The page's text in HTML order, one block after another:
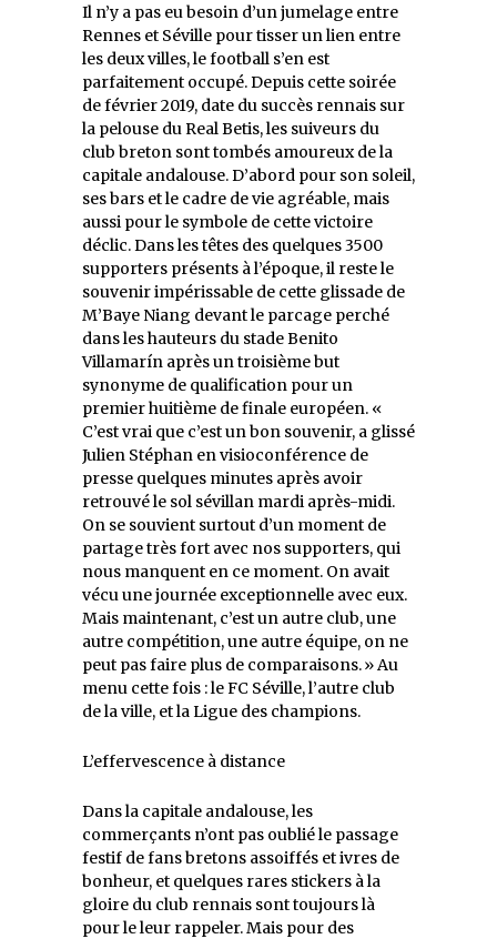
Il n’y a pas eu besoin d’un jumelage entre
Rennes et Séville pour tisser un lien entre
les deux villes, le football s’en est
parfaitement occupé. Depuis cette soirée
de février 2019, date du succès rennais sur
la pelouse du Real Betis, les suiveurs du
club breton sont tombés amoureux de la
capitale andalouse. D’abord pour son soleil,
ses bars et le cadre de vie agréable, mais
aussi pour le symbole de cette victoire
déclic. Dans les têtes des quelques 3500
supporters présents à l’époque, il reste le
souvenir impérissable de cette glissade de
M’Baye Niang devant le parcage perché
dans les hauteurs du stade Benito
Villamarín après un troisième but
synonyme de qualification pour un
premier huitième de finale européen. «
C’est vrai que c’est un bon souvenir, a glissé
Julien Stéphan en visioconférence de
presse quelques minutes après avoir
retrouvé le sol sévillan mardi après-midi.
On se souvient surtout d’un moment de
partage très fort avec nos supporters, qui
nous manquent en ce moment. On avait
vécu une journée exceptionnelle avec eux.
Mais maintenant, c’est un autre club, une
autre compétition, une autre équipe, on ne
peut pas faire plus de comparaisons. » Au
menu cette fois : le FC Séville, l’autre club
de la ville, et la Ligue des champions.
L’effervescence à distance
Dans la capitale andalouse, les
commerçants n’ont pas oublié le passage
festif de fans bretons assoiffés et ivres de
bonheur, et quelques rares stickers à la
gloire du club rennais sont toujours là
pour le leur rappeler. Mais pour des